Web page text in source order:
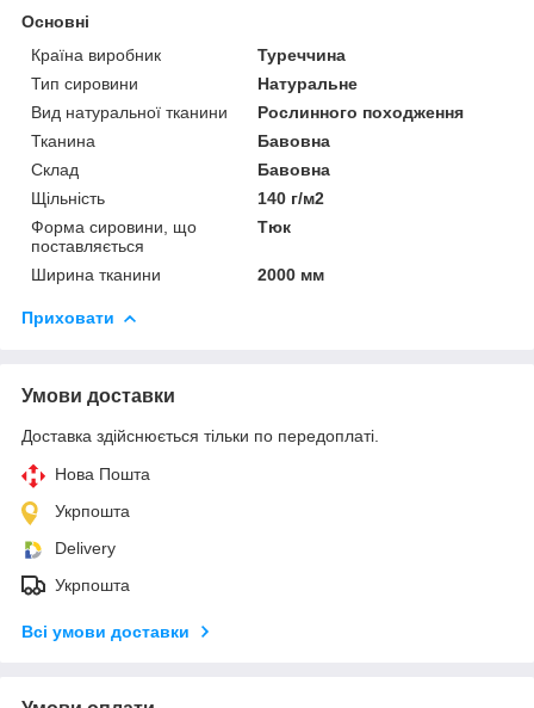
Основні
Країна виробник
Туреччина
Тип сировини
Натуральне
Вид натуральної тканини
Рослинного походження
Тканина
Бавовна
Склад
Бавовна
Щільність
140 г/м2
Форма сировини, що
поставляється
Тюк
Ширина тканини 2000 мм
Приховати
Умови доставки
Доставка здійснюється тільки по передоплаті.
Нова Пошта
Укрпошта
Delivery
Укрпошта
Всі умови доставки